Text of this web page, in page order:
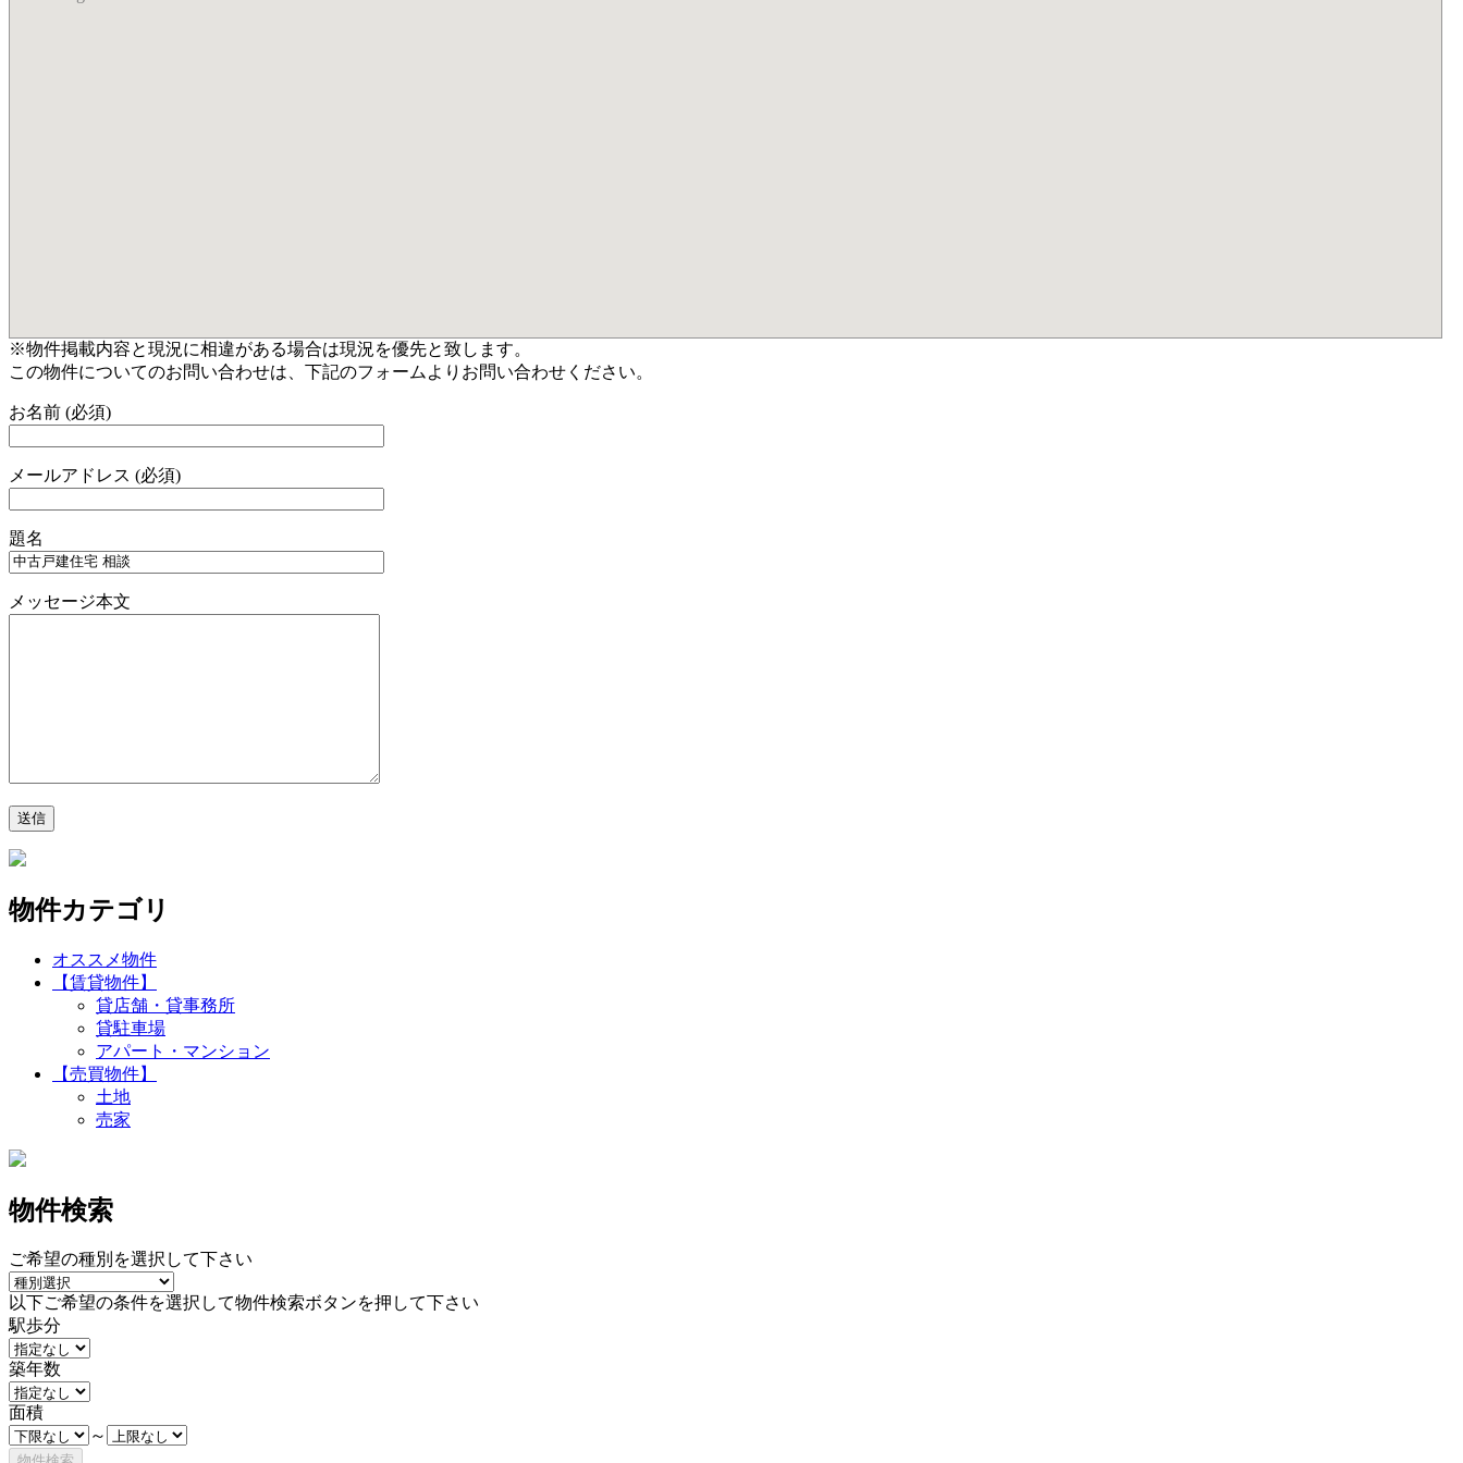
※物件掲載内容と現況に相違がある場合は現況を優先と致します。
この物件についてのお問い合わせは、下記のフォームよりお問い合わせください。
お名前 (必須)
メールアドレス (必須)
題名
メッセージ本文
物件カテゴリ
オススメ物件
【賃貸物件】
貸店舗・貸事務所
貸駐車場
アパート・マンション
【売買物件】
土地
売家
物件検索
ご希望の種別を選択して下さい
以下ご希望の条件を選択して物件検索ボタンを押して下さい
駅歩分
築年数
面積
～